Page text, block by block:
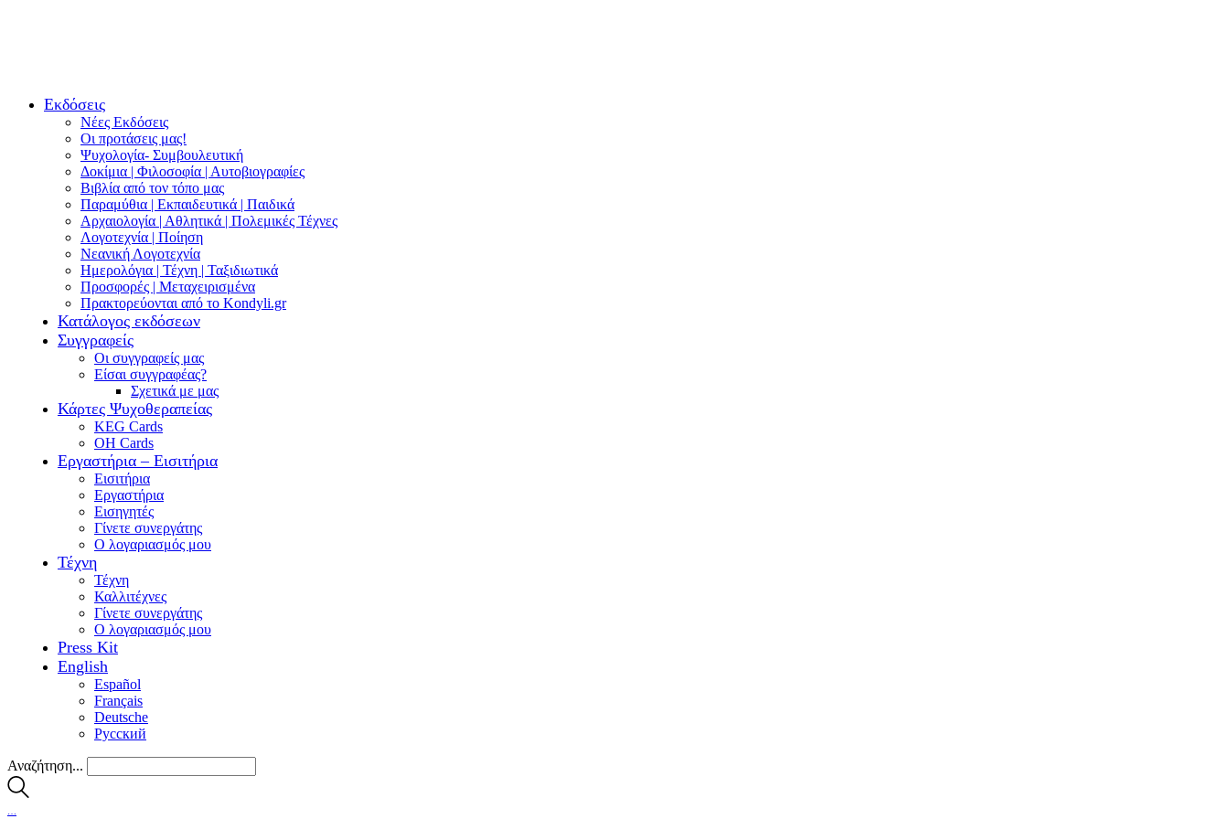
Εκδόσεις
Νέες Εκδόσεις
Οι προτάσεις μας!
Ψυχολογία- Συμβουλευτική
Δοκίμια | Φιλοσοφία | Αυτοβιογραφίες
Βιβλία από τον τόπο μας
Παραμύθια | Εκπαιδευτικά | Παιδικά
Αρχαιολογία | Αθλητικά | Πολεμικές Τέχνες
Λογοτεχνία | Ποίηση
Νεανική Λογοτεχνία
Ημερολόγια | Τέχνη | Ταξιδιωτικά
Προσφορές | Μεταχειρισμένα
Πρακτορεύονται από το Kondyli.gr
Κατάλογος εκδόσεων
Συγγραφείς
Οι συγγραφείς μας
Είσαι συγγραφέας?
Σχετικά με μας
Κάρτες Ψυχοθεραπείας
KEG Cards
OH Cards
Εργαστήρια – Εισιτήρια
Εισιτήρια
Εργαστήρια
Εισηγητές
Γίνετε συνεργάτης
Ο λογαριασμός μου
Τέχνη
Τέχνη
Καλλιτέχνες
Γίνετε συνεργάτης
Ο λογαριασμός μου
Press Kit
English
Español
Français
Deutsche
Pусский
Αναζήτηση...